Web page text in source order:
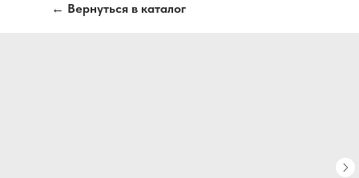
← Вернуться в каталог